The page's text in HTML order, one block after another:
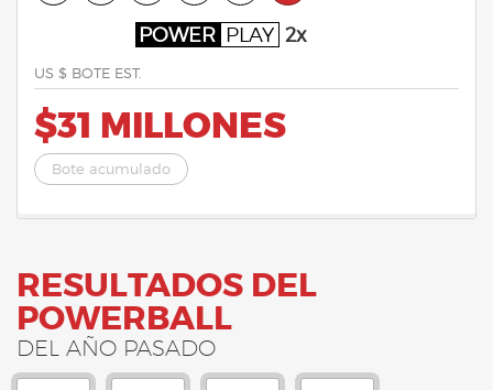
POWER PLAY 2x
US $ BOTE EST.
$31 MILLONES
Bote acumulado
RESULTADOS DEL
POWERBALL
DEL AÑO PASADO